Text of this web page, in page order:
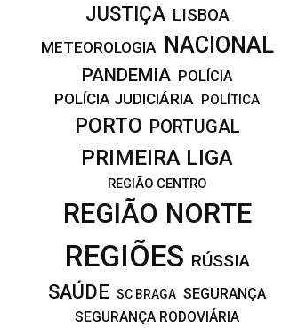
JUSTIÇA LISBOA
METEOROLOGIA NACIONAL
PANDEMIA POLÍCIA
POLÍCIA JUDICIÁRIA POLÍTICA
PORTO PORTUGAL
PRIMEIRA LIGA
REGIÃO CENTRO
REGIÃO NORTE
REGIÕES RÚSSIA
SAÚDE SC BRAGA SEGURANÇA
SEGURANÇA RODOVIÁRIA